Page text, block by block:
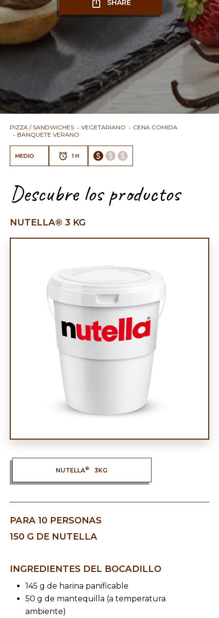
SHARE
Descubre los productos
NUTELLA® 3 KG
NUTELLA® 3KG
PARA 10 PERSONAS
150 G DE NUTELLA
INGREDIENTES DEL BOCADILLO
145 g de harina panificable
50 g de mantequilla (a temperatura
ambiente)
PIZZA / SANDWICHES VEGETARIANO
CENA COMIDA
BANQUETE VERANO
MEDIO 1 H